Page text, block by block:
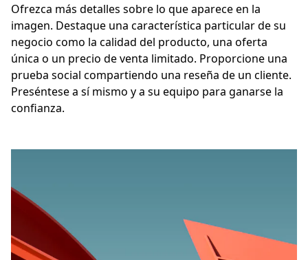
Ofrezca más detalles sobre lo que aparece en la
imagen. Destaque una característica particular de su
negocio como la calidad del producto, una oferta
única o un precio de venta limitado. Proporcione una
prueba social compartiendo una reseña de un cliente.
Preséntese a sí mismo y a su equipo para ganarse la
confianza.